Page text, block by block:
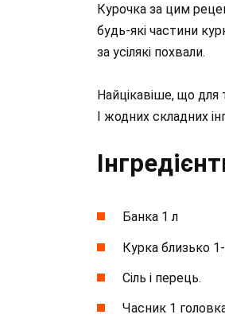
Курочка за цим
будь-які частини
за усілякі похвали.
Найцікавіше, що
І жодних складних
Банка 1 л
Курка близько
Сіль і перець.
Часник 1